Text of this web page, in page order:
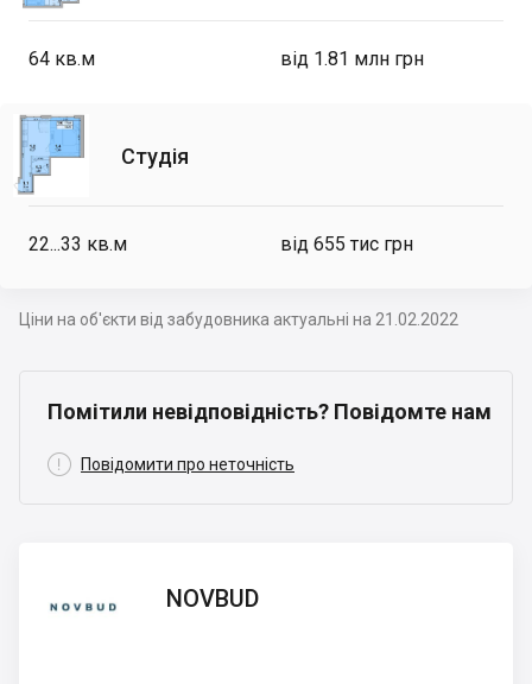
64 кв.м від 1.81 млн грн
Студія
22...33 кв.м від 655 тис грн
Ціни на об'єкти від забудовника актуальні на 21.02.2022
Помітили невідповідність? Повідомте нам
 Повідомити про неточність
NOVBUD